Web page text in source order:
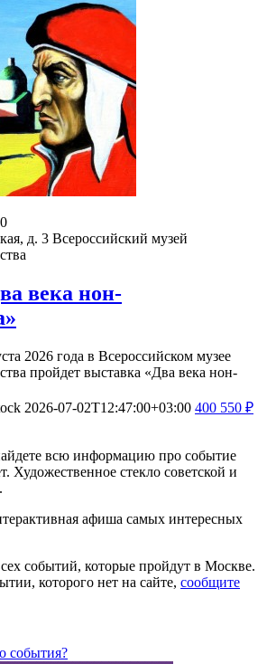
д. 3 Всероссийский музей
века нон-
2026 года в Всероссийском музее
пройдет выставка «Два века нон-
2026-07-02T12:47:00+03:00 400 550 ₽
всю информацию про событие
Художественное стекло советской и
афиша самых интересных
событий, которые пройдут в Москве.
которого нет на сайте, сообщите
события?